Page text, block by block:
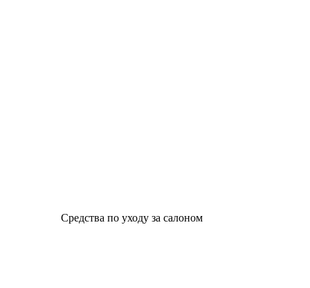
Средства по уходу за салоном